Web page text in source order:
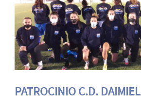
PATROCINIO C.D. DAIMIEL